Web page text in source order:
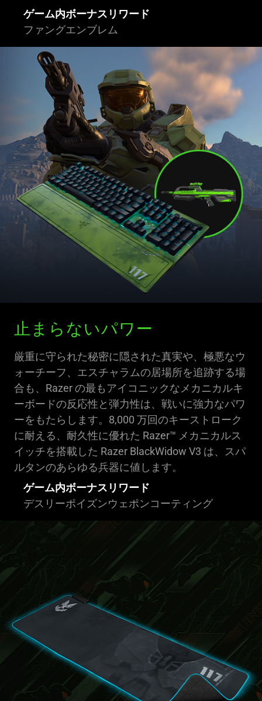
ゲーム内ボーナスリワード
ファングエンブレム
止まらないパワー
厳重に守られた秘密に隠された真実や、極悪なウ
ォーチーフ、エスチャラムの居場所を追跡する場
合も、Razer の最もアイコニックなメカニカルキ
ーボードの反応性と弾力性は、戦いに強力なパワ
ーをもたらします。8,000 万回のキーストローク
に耐える、耐久性に優れた Razer™ メカニカルス
イッチを搭載した Razer BlackWidow V3 は、スパ
ルタンのあらゆる兵器に値します。
ゲーム内ボーナスリワード
デスリーポイズンウェポンコーティング